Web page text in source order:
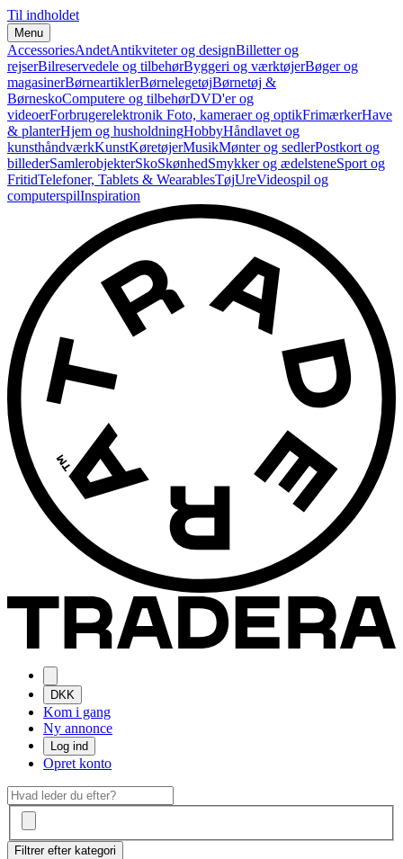
Til indholdet
Menu
AccessoriesAndetAntikviteter og designBilletter og
rejserBilreservedele og tilbehørByggeri og værktøjerBøger og
magasinerBørneartiklerBørnelegetøjBørnetøj &
BørneskoComputere og tilbehørDVD'er og
videoerForbrugerelektronik Foto, kameraer og optikFrimærkerHave
& planterHjem og husholdningHobbyHåndlavet og
kunsthåndværkKunstKøretøjerMusikMønter og sedlerPostkort og
billederSamlerobjekterSkoSkønhedSmykker og ædelsteneSport og
FritidTelefoner, Tablets & WearablesTøjUreVideospil og
computerspilInspiration
DKK
Kom i gang
Ny annonce
Log ind
Opret konto
Filtrer efter kategori